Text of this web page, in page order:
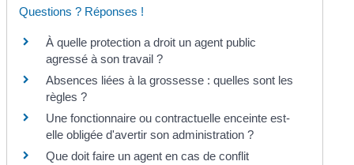
Questions ? Réponses !
À quelle protection a droit un agent public
agressé à son travail ?
Absences liées à la grossesse : quelles sont les
règles ?
Une fonctionnaire ou contractuelle enceinte est-
elle obligée d'avertir son administration ?
Que doit faire un agent en cas de conflit